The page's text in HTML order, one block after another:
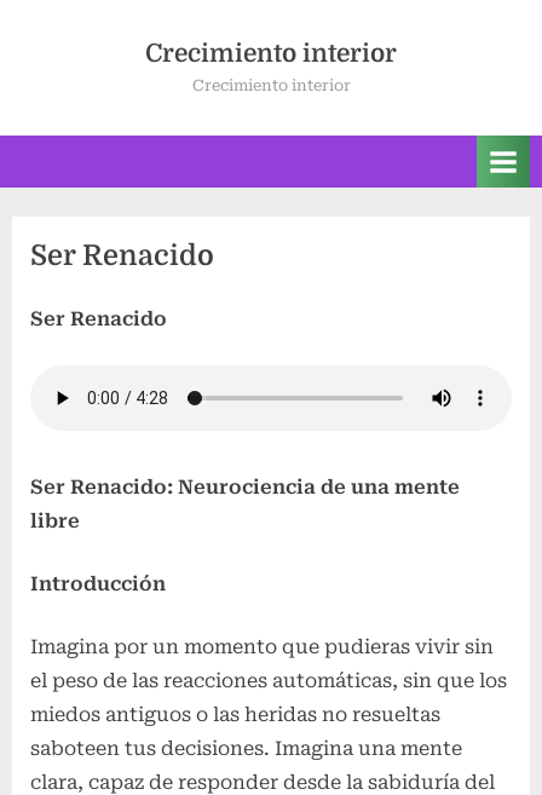
Crecimiento interior
Crecimiento interior
Ser Renacido
Ser Renacido
Ser Renacido: Neurociencia de una mente
libre
Introducción
Imagina por un momento que pudieras vivir sin
el peso de las reacciones automáticas, sin que los
miedos antiguos o las heridas no resueltas
saboteen tus decisiones. Imagina una mente
clara, capaz de responder desde la sabiduría del